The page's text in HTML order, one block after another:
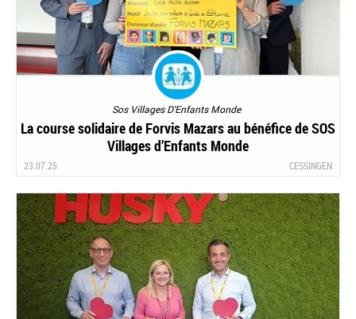
Sos Villages D'Enfants Monde
La course solidaire de Forvis Mazars au bénéfice de SOS
Villages d’Enfants Monde
23.07.25 CESSINGEN